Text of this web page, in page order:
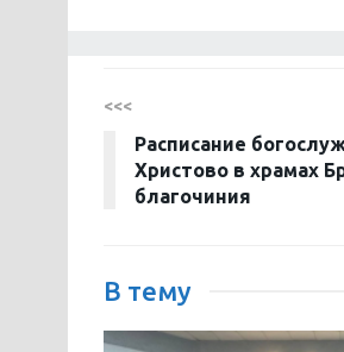
<<<
Расписание
Христово в храмах
благочиния
В тему